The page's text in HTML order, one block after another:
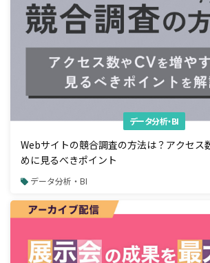
データ分析・BI
Webサイトの競合調査の方法は？アクセス
めに見るべきポイント
データ分析・BI